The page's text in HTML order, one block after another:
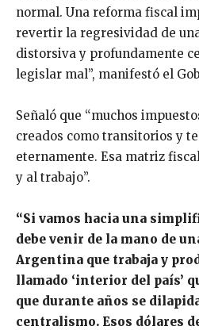
normal. Una reforma fiscal
revertir la regresividad de
distorsiva y profundamente
legislar mal”, manifestó el
Señaló que “muchos
creados como transitorios y
eternamente. Esa matriz
y al trabajo”.
“Si vamos hacia una
debe venir de la mano de
Argentina que trabaja y
llamado ‘interior del país’
que durante años se
centralismo. Esos dólares